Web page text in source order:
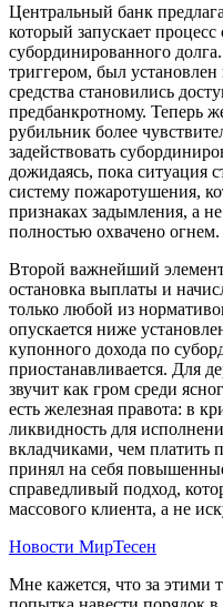
Центральный банк
который запускает
субординированного
триггером, был
средства становились
предбанкротному. Теперь
рубильник более
задействовать
дожидаясь, пока ситуация
систему пожаротушения,
признаках задымления, а
полностью охвачено огнем.
Второй важнейший
остановка выплаты и
только любой из
опускается ниже
купонного дохода по
приостанавливается. Для
звучит как гром среди
есть железная правота: в
ликвидность для
вкладчиками, чем платить
принял на себя
справедливый подход,
массового клиента, а не
Новости МирТесен
Мне кажется, что за этими